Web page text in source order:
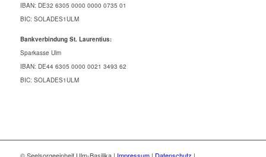
IBAN: DE32 6305 0000 0000 0735 01
BIC: SOLADES1ULM
Bankverbindung St. Laurentius:
Sparkasse Ulm
IBAN: DE44 6305 0000 0021 3493 62
BIC: SOLADES1ULM